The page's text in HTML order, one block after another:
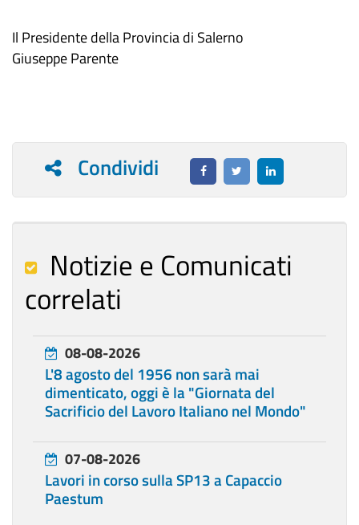
Il Presidente della Provincia di Salerno
Giuseppe Parente
Condividi
Notizie e Comunicati
correlati
08-08-2026
L'8 agosto del 1956 non sarà mai
dimenticato, oggi è la "Giornata del
Sacrificio del Lavoro Italiano nel Mondo"
07-08-2026
Lavori in corso sulla SP13 a Capaccio
Paestum